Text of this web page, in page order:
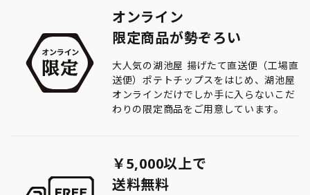
オンライン
限定商品が勢ぞろい
大人気の湖池屋 揚げたて直送便（工場直
送便）ポテトチップスをはじめ、湖池屋
オンラインだけでしか手に入らないこだ
わりの限定商品をご用意しています。
￥5,000以上で
送料無料